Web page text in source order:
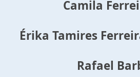
Camila
Érika Tamires
Rafael